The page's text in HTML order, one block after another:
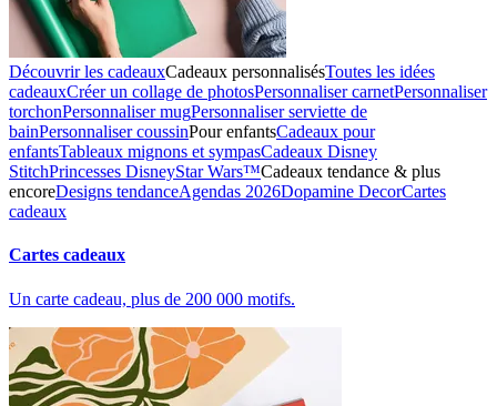
Découvrir les cadeauxCadeaux personnalisésToutes les idées
cadeauxCréer un collage de photosPersonnaliser carnetPersonnaliser
torchonPersonnaliser mugPersonnaliser serviette de
bainPersonnaliser coussinPour enfantsCadeaux pour
enfantsTableaux mignons et sympasCadeaux Disney
StitchPrincesses DisneyStar Wars™Cadeaux tendance & plus
encoreDesigns tendanceAgendas 2026Dopamine DecorCartes
cadeaux
Cartes cadeaux
Un carte cadeau, plus de 200 000 motifs.